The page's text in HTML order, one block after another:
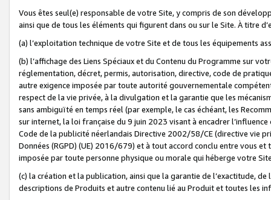
Vous êtes seul(e) responsable de votre Site, y compris de son
ainsi que de tous les éléments qui figurent dans ou sur le Site. À titre
(a) l’exploitation technique de votre Site et de tous les équipements
(b) l’affichage des Liens Spéciaux et du Contenu du Programme sur
réglementation, décret, permis, autorisation, directive, code de
autre exigence imposée par toute autorité gouvernementale
respect de la vie privée, à la divulgation et la garantie que les
sans ambiguïté en temps réel (par exemple, le cas échéant, les
sur internet, la loi française du 9 juin 2023 visant à encadrer
Code de la publicité néerlandais Directive 2002/58/CE (directive vie
Données (RGPD) (UE) 2016/679) et à tout accord conclu entre vous
imposée par toute personne physique ou morale qui héberge votre
(c) la création et la publication, ainsi que la garantie de l’exactitude,
descriptions de Produits et autre contenu lié au Produit et toutes les